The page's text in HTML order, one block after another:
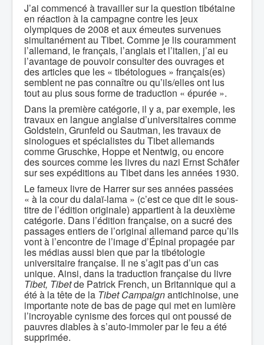
J’ai commencé à travailler sur la question tibétaine
en réaction à la campagne contre les jeux
olympiques de 2008 et aux émeutes survenues
simultanément au Tibet. Comme je lis couramment
l’allemand, le français, l’anglais et l’italien, j’ai eu
l’avantage de pouvoir consulter des ouvrages et
des articles que les « tibétologues » français(es)
semblent ne pas connaître ou qu’ils/elles ont lus
tout au plus sous forme de traduction « épurée ».
Dans la première catégorie, il y a, par exemple, les
travaux en langue anglaise d’universitaires comme
Goldstein, Grunfeld ou Sautman, les travaux de
sinologues et spécialistes du Tibet allemands
comme Gruschke, Hoppe et Nentwig, ou encore
des sources comme les livres du nazi Ernst Schäfer
sur ses expéditions au Tibet dans les années 1930.
Le fameux livre de Harrer sur ses années passées
« à la cour du dalaï-lama » (c’est ce que dit le sous-
titre de l’édition originale) appartient à la deuxième
catégorie. Dans l’édition française, on a sucré des
passages entiers de l’original allemand parce qu’ils
vont à l’encontre de l’image d’Épinal propagée par
les médias aussi bien que par la tibétologie
universitaire française. Il ne s’agit pas d’un cas
unique. Ainsi, dans la traduction française du livre
Tibet, Tibetde Patrick French, un Britannique qui a
été à la tête de la Tibet Campaignantichinoise, une
importante note de bas de page qui met en lumière
l’incroyable cynisme des forces qui ont poussé de
pauvres diables à s’auto-immoler par le feu a été
supprimée.